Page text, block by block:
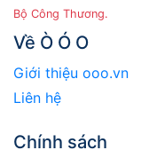
Bộ Công Thương.
Về Ò Ó O
Giới thiệu ooo.vn
Liên hệ
Chính sách